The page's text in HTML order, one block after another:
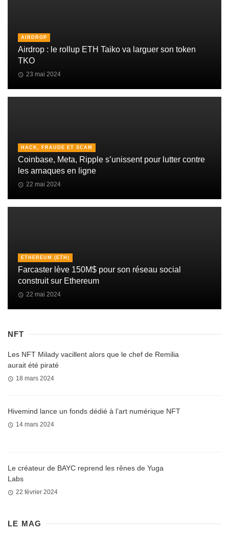
AIRDROP
Airdrop : le rollup ETH Taiko va larguer son token
TKO
23 mai 2024
HACK, FRAUDE ET SCAM
Coinbase, Meta, Ripple s’unissent pour lutter contre
les arnaques en ligne
22 mai 2024
ETHEREUM (ETH)
Farcaster lève 150M$ pour son réseau social
construit sur Ethereum
22 mai 2024
NFT
Les NFT Milady vacillent alors que le chef de Remilia
aurait été piraté
18 mars 2024
Hivemind lance un fonds dédié à l’art numérique NFT
14 mars 2024
Le créateur de BAYC reprend les rênes de Yuga
Labs
22 février 2024
LE MAG